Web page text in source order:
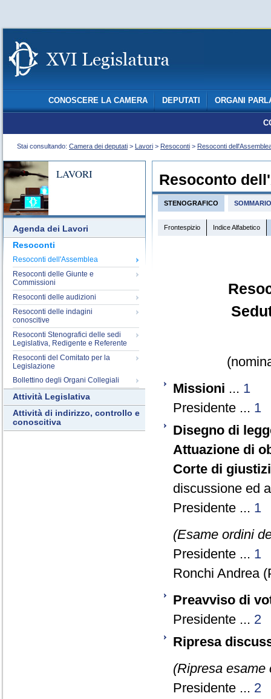
CONOSCERE LA CAMERA DEPUTATI ORGANI
Stai consultando: Camera dei deputati > Lavori > Resoconti > Resoconti
LAVORI
Agenda dei Lavori
Resoconti
Resoconti dell'Assemblea
Resoconti delle Giunte e
Commissioni
Resoconti delle audizioni
Resoconti delle indagini
conoscitive
Resoconti Stenografici delle sedi
Legislativa, Redigente e Referente
Resoconti del Comitato per la
Legislazione
Bollettino degli Organi Collegiali
Attività Legislativa
Attività di indirizzo, controllo e
conoscitiva
Resoconto
STENOGRAFICO SOMMARIO
Frontespizio Indice Alfabetico
Missioni ... 1
Presidente ... 1
Disegno di
Attuazione di
Corte di
discussione ed
Presidente ... 1
(Esame ordini
Presidente ... 1
Ronchi Andrea
Preavviso di
Presidente ... 2
Ripresa
(Ripresa esame
Presidente ... 2